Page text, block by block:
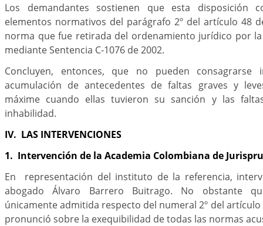
Los demandantes sostienen que esta disposición
elementos normativos del parágrafo 2º del artículo 48
norma que fue retirada del ordenamiento jurídico por
mediante Sentencia C-1076 de 2002.
Concluyen, entonces, que no pueden consagrarse
acumulación de antecedentes de faltas graves y
máxime cuando ellas tuvieron su sanción y las
inhabilidad.
IV. LAS INTERVENCIONES
1. Intervención de la Academia Colombiana de
En representación del instituto de la referencia,
abogado Álvaro Barrero Buitrago. No obstante
únicamente admitida respecto del numeral 2º del
pronunció sobre la exequibilidad de todas las normas